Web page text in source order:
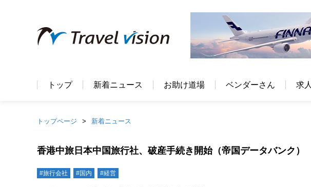
トップ 新着ニュース お助け道場 ベンダーさん 求人
トップページ 新着ニュース
香港中旅日本中国旅行社、破産手続き開始（帝国データバンク）
#旅行会社 #国内 #経営